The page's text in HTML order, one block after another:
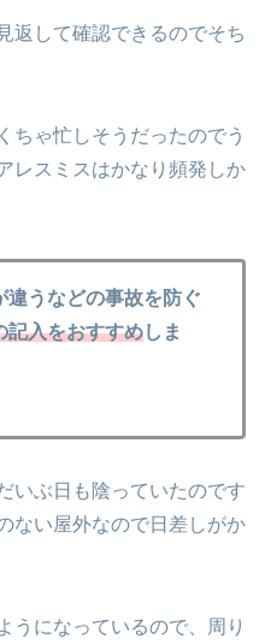
返して確認できるのでそち
ちゃ忙しそうだったのでう
レスミスはかなり頻発しか
違うなどの事故を防ぐ
記入をおすすめ しま
いぶ日も陰っていたのです
ない屋外なので日差しがか
うになっているので、周り